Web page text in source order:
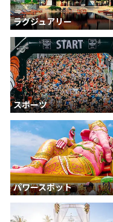
ラグジュアリー
スポーツ
パワースポット